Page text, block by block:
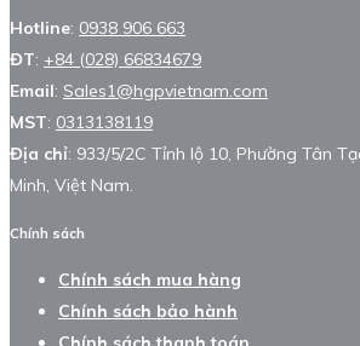
Hotline: 0938 906 663
ĐT: +84 (028) 66834679
Email: Sales1@hgpvietnam.com
MST: 0313138119
Địa chỉ: 933/5/2C Tỉnh lộ 10, Phường Tân
Minh, Việt Nam.
Chính sách
Chính sách mua hàng
Chính sách bảo hành